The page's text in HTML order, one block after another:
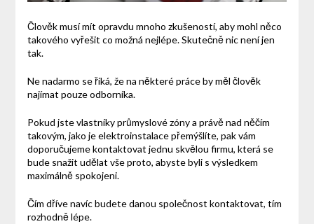
Člověk musí mít opravdu mnoho zkušeností, aby mohl něco
takového vyřešit co možná nejlépe. Skutečně nic není jen
tak.
Ne nadarmo se říká, že na některé práce by měl člověk
najímat pouze odborníka.
Pokud jste vlastníky průmyslové zóny a právě nad něčím
takovým, jako je elektroinstalace přemýšlíte, pak vám
doporučujeme kontaktovat jednu skvělou firmu, která se
bude snažit udělat vše proto, abyste byli s výsledkem
maximálně spokojeni.
Čím dříve navíc budete danou společnost kontaktovat, tím
rozhodně lépe.